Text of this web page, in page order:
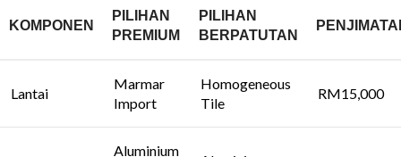
KOMPONEN
PILIHAN
PREMIUM
PILIHAN
BERPATUTAN
Lantai
Marmar
Import
Homogeneous
Tile
RM15,000
Aluminium